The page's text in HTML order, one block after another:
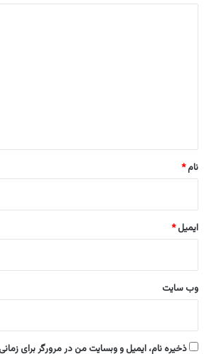
نام*
ایمیل*
وب‌ سایت
ذخیره نام، ایمیل و وبسایت من در مرورگر برای